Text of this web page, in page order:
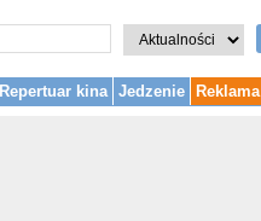
Repertuar kina Jedzenie Reklama